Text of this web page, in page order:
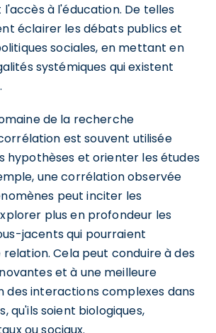
à l'éducation. De telles
éclairer les débats publics et
sociales, en mettant en
systémiques qui existent
de la recherche
est souvent utilisée
hypothèses et orienter les études
une corrélation observée
peut inciter les
plus en profondeur les
jacents qui pourraient
Cela peut conduire à des
et à une meilleure
des interactions complexes dans
qu'ils soient biologiques,